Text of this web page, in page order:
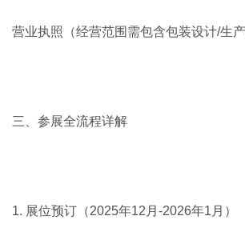
营业执照（经营范围需包含包装设计/生
三、参展全流程详解
1. 展位预订（2025年12月-2026年1月）